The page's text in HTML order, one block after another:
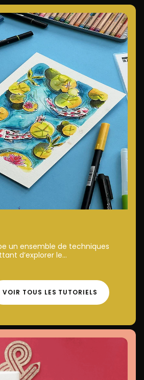
un ensemble de techniques
d’explorer le...
VOIR TOUS LES TUTORIELS